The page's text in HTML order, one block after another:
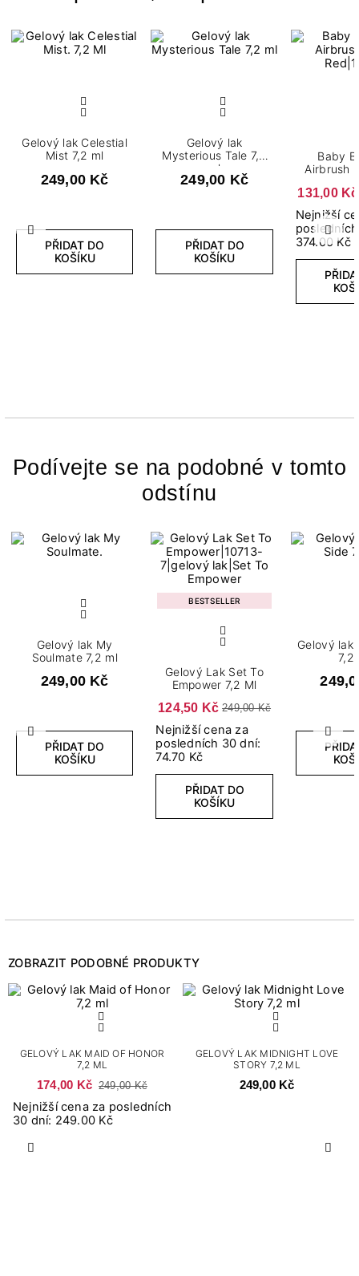
Předchozí Další
Gelový lak Celestial
Mist 7,2 ml
249,00 Kč
PŘIDAT DO
KOŠÍKU
Gelový lak
Mysterious Tale 7,2
ml
249,00 Kč
PŘIDAT DO
KOŠÍKU
Baby
Airbrush
131,00 Kč
Nejnižší
374.00 Kč
Podívejte se na podobné v tomto
odstínu
Předchozí Další
Gelový lak My
Soulmate 7,2 ml
249,00 Kč
PŘIDAT DO
KOŠÍKU
BESTSELLER
Gelový Lak Set To
Empower 7,2 Ml
124,50 Kč 249,00 Kč
Nejnižší cena za
posledních 30 dní:
74.70 Kč
PŘIDAT DO
KOŠÍKU
Gelový lak
7,2
ZOBRAZIT PODOBNÉ PRODUKTY
Předchozí Další
GELOVÝ LAK MAID OF HONOR
7,2 ML
174,00 Kč 249,00 Kč
Nejnižší cena za posledních
30 dní: 249.00 Kč
GELOVÝ LAK MIDNIGHT LOVE
STORY 7,2 ML
249,00 Kč